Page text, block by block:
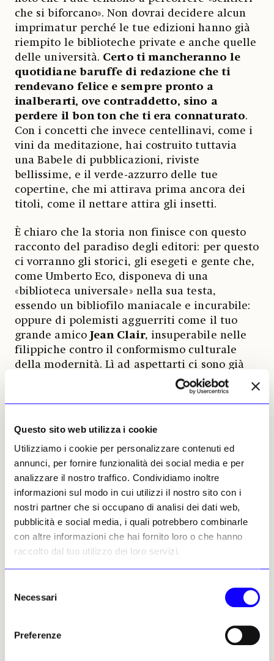
Questo sito web utilizza i cookie
Utilizziamo i cookie per personalizzare contenuti ed
annunci, per fornire funzionalità dei social media e per
analizzare il nostro traffico. Condividiamo inoltre
informazioni sul modo in cui utilizzi il nostro sito con i
nostri partner che si occupano di analisi dei dati web,
pubblicità e social media, i quali potrebbero combinarle
con altre informazioni che hai fornito loro o che hanno
raccolto dal tuo utilizzo dei loro servizi.
delNecessari
Preferenze
che si biforcano». Non dovrai decidere alcun
imprimatur perché le tue edizioni hanno già
riempito le biblioteche private e anche quelle
delle università. Certo ti mancheranno le
quotidiane baruffe di redazione che ti
rendevano felice e sempre pronto a
inalberarti, ove contraddetto, sino a
perdere il bon ton che ti era connaturato.
Con i concetti che invece centellinavi, come i
vini da meditazione, hai costruito tuttavia
una Babele di pubblicazioni, riviste
bellissime, e il verde-azzurro delle tue
copertine, che mi attirava prima ancora dei
titoli, come il nettare attira gli insetti.
È chiaro che la storia non finisce con questo
racconto del paradiso degli editori: per questo
ci vorranno gli storici, gli esegeti e gente che,
come Umberto Eco, disponeva di una
«biblioteca universale» nella sua testa,
essendo un bibliofilo maniacale e incurabile:
oppure di polemisti agguerriti come il tuo
grande amico Jean Clair, insuperabile nelle
filippiche contro il conformismo culturale
della modernità. Lì ad aspettarti ci sono già
dei bei tipetti, il meglio della piemontesità di
cui voglio ricordarti alcuni dati, perché
operavano; così ricco da risultare oggi fumoso
e anche inestricabile. Il padre di voi tutti,
Giuseppe Pomba, nato alla fine del
Settecento, quello che ha passato diciassette
anni della sua vita per dare alle stampe le
miriadi di volumi di «Latinorum
Scriptorum...», merita una attenzione
particolare; dunque, devi stare all’erta. Ci
sarà sicuramenteMario Lattes, romanziere,
pittore e editore, ebreo ateo sempre dolente e
sarcastico, che scrisse di Torino: «Città
assassinata dove la pietra dei marciapiedi non risuona
più». Avendolo conosciuto personalmente
la mia galleria sempre dissentendo dalle mie